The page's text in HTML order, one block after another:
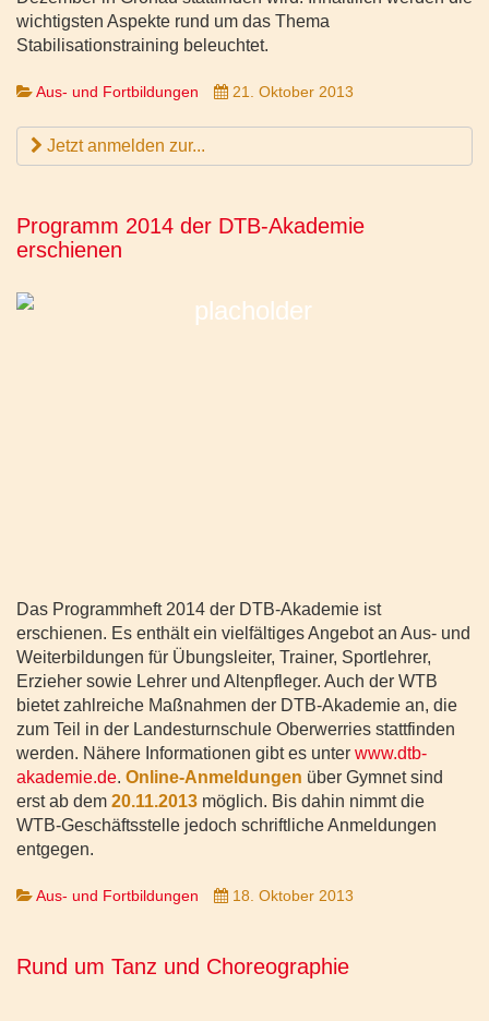
wichtigsten Aspekte rund um das Thema
Stabilisationstraining beleuchtet.
Aus- und Fortbildungen 21. Oktober 2013
Jetzt anmelden zur...
Programm 2014 der DTB-Akademie
erschienen
Das Programmheft 2014 der DTB-Akademie ist
erschienen. Es enthält ein vielfältiges Angebot an Aus- und
Weiterbildungen für Übungsleiter, Trainer, Sportlehrer,
Erzieher sowie Lehrer und Altenpfleger. Auch der WTB
bietet zahlreiche Maßnahmen der DTB-Akademie an, die
zum Teil in der Landesturnschule Oberwerries stattfinden
werden. Nähere Informationen gibt es unter www.dtb-
akademie.de. Online-Anmeldungen über Gymnet sind
erst ab dem 20.11.2013 möglich. Bis dahin nimmt die
WTB-Geschäftsstelle jedoch schriftliche Anmeldungen
entgegen.
Aus- und Fortbildungen 18. Oktober 2013
Rund um Tanz und Choreographie